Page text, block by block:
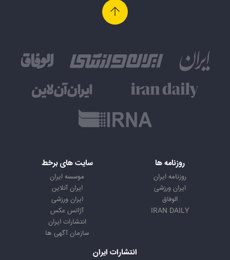
روزنامه ها
روزنامه ایران
ایران ورزشی
الوفاق
IRAN DAILY
سایت های برخط
موسسه ایران
ایران آنلاین
ایران ورزشی
آژانس عکس
انتشارات ایران
سازمان آگهی ها
انتشارات ایران